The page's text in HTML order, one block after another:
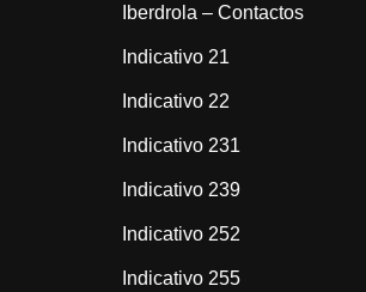
Iberdrola – Contactos
Indicativo 21
Indicativo 22
Indicativo 231
Indicativo 239
Indicativo 252
Indicativo 255